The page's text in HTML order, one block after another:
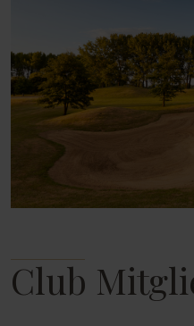
Club